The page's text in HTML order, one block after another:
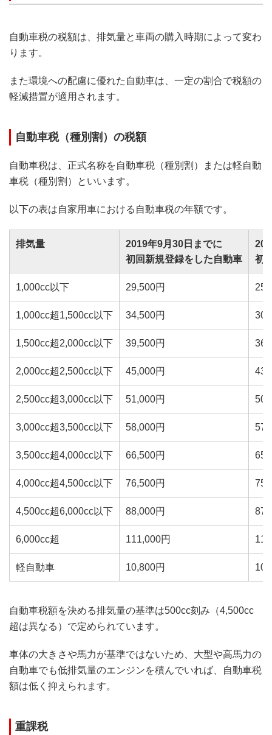
自動車税の税額は、排気量と車両の購入時期によって変わ
ります。
また環境への配慮に優れた自動車は、一定の割合で税額の
軽減措置が適用されます。
自動車税（種別割）の税額
自動車税は、正式名称を自動車税（種別割）または軽自動
車税（種別割）といいます。
以下の表は自家用車における自動車税の年額です。
排気量
2019年9月30日までに
初回新規登録をした自動車
初
1,000cc以下 29,500円
1,000cc超1,500cc以下 34,500円
1,500cc超2,000cc以下 39,500円
2,000cc超2,500cc以下 45,000円
2,500cc超3,000cc以下 51,000円
3,000cc超3,500cc以下 58,000円
3,500cc超4,000cc以下 66,500円
4,000cc超4,500cc以下 76,500円
4,500cc超6,000cc以下 88,000円
6,000cc超 111,000円
軽自動車 10,800円
自動車税額を決める排気量の基準は500cc刻み（4,500cc
超は異なる）で定められています。
車体の大きさや馬力が基準ではないため、大型や高馬力の
自動車でも低排気量のエンジンを積んでいれば、自動車税
額は低く抑えられます。
重課税